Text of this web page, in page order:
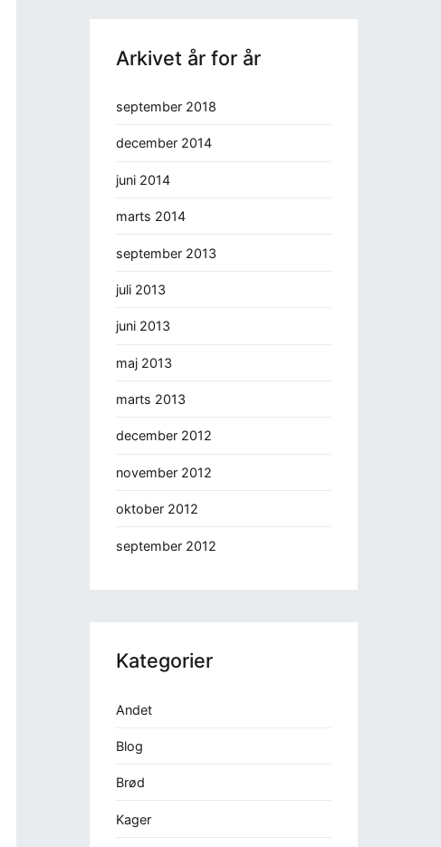
Arkivet år for år
september 2018
december 2014
juni 2014
marts 2014
september 2013
juli 2013
juni 2013
maj 2013
marts 2013
december 2012
november 2012
oktober 2012
september 2012
Kategorier
Andet
Blog
Brød
Kager